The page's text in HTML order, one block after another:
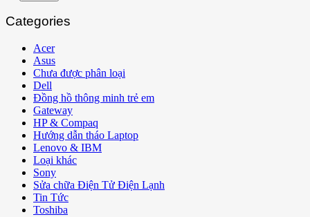
Categories
Acer
Asus
Chưa được phân loại
Dell
Đồng hồ thông minh trẻ em
Gateway
HP & Compaq
Hướng dẫn tháo Laptop
Lenovo & IBM
Loại khác
Sony
Sửa chữa Điện Tử Điện Lạnh
Tin Tức
Toshiba